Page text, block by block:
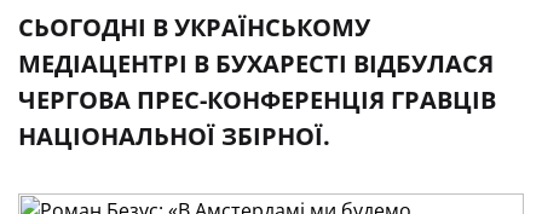
СЬОГОДНІ В УКРАЇНСЬКОМУ
МЕДІАЦЕНТРІ В БУХАРЕСТІ ВІДБУЛАСЯ
ЧЕРГОВА ПРЕС-КОНФЕРЕНЦІЯ ГРАВЦІВ
НАЦІОНАЛЬНОЇ ЗБІРНОЇ.